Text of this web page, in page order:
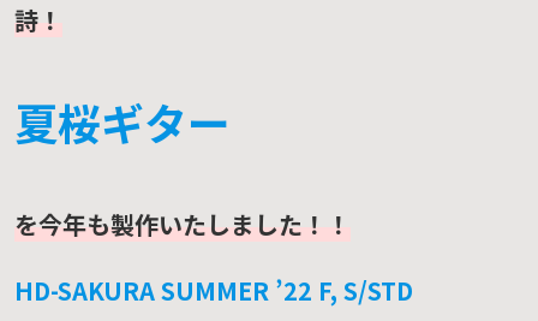
詩！
夏桜ギター
を今年も製作いたしました！！
HD-SAKURA SUMMER ’22 F, S/STD